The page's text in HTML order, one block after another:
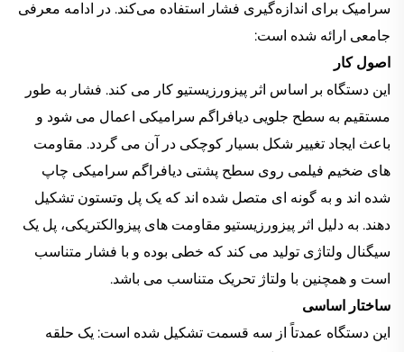
سرامیک برای اندازه‌گیری فشار استفاده می‌کند. در ادامه معرفی
جامعی ارائه شده است:
اصول کار
این دستگاه بر اساس اثر پیزورزیستیو کار می کند. فشار به طور
مستقیم به سطح جلویی دیافراگم سرامیکی اعمال می شود و
باعث ایجاد تغییر شکل بسیار کوچکی در آن می گردد. مقاومت
های ضخیم فیلمی روی سطح پشتی دیافراگم سرامیکی چاپ
شده اند و به گونه ای متصل شده اند که یک پل وتستون تشکیل
دهند. به دلیل اثر پیزورزیستیو مقاومت های پیزوالکتریکی، پل یک
سیگنال ولتاژی تولید می کند که خطی بوده و با فشار متناسب
است و همچنین با ولتاژ تحریک متناسب می باشد.
ساختار اساسی
این دستگاه عمدتاً از سه قسمت تشکیل شده است: یک حلقه